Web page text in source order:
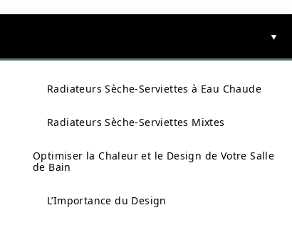
Radiateurs Sèche-Serviettes à Eau Chaude
Radiateurs Sèche-Serviettes Mixtes
Optimiser la Chaleur et le Design de Votre Salle
de Bain
L’Importance du Design